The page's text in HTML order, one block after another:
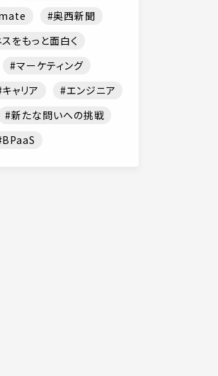
奥西新聞
をもっと面白く
マーケティング
キャリア
エンジニア
新たな問いへの挑戦
BPaaS